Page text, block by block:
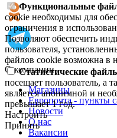
Функциональные
cookie необходимы для
ограничения в
Позволяют обеспечить
пользователя,
файлов cookie возможна в
Статистические
посещает пользователь, а
является анонимной и
превышает 1 год.
Настроить
Принять
О компании
Магазины
Европочта - пункты
Новости
О нас
Вакансии